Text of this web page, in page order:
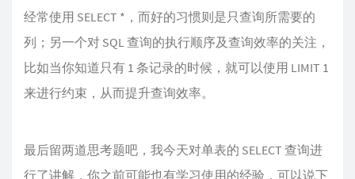
经常使用 SELECT *，而好的习惯则是只查询所需要的
列；另一个对 SQL 查询的执行顺序及查询效率的关注，
比如当你知道只有 1 条记录的时候，就可以使用 LIMIT 1
来进行约束，从而提升查询效率。
最后留两道思考题吧，我今天对单表的 SELECT 查询进
行了讲解，你之前可能也有学习使用的经验，可以说下